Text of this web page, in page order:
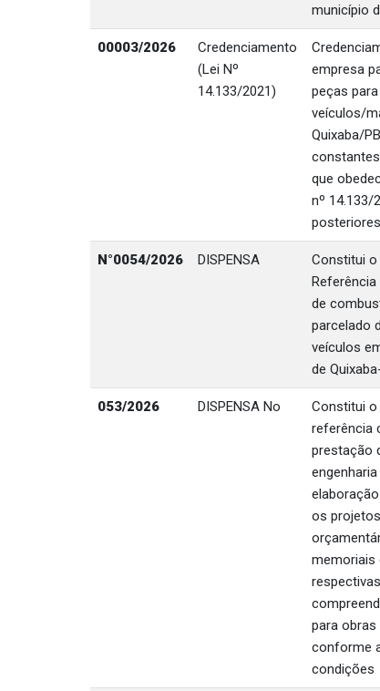
município
00003/2026
Credenciamento
(Lei Nº
14.133/2021)
empresa
peças
veículos/
Quixaba/
que
nº 14.133/
N°0054/2026 DISPENSA
Constitui
de
parcelado
veículos
de
053/2026 DISPENSA No
Constitui
referência
prestação
os
memoriais
para obras
conforme
condições